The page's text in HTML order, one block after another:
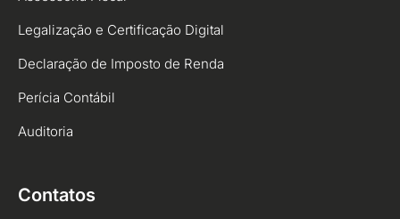
Legalização e Certificação Digital
Declaração de Imposto de Renda
Perícia Contábil
Auditoria
Contatos